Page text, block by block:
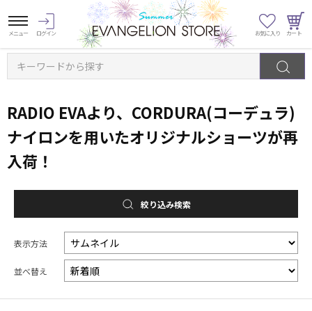
キーワードから探す
RADIO EVAより、CORDURA(コーデュラ)
ナイロンを用いたオリジナルショーツが再
入荷！
絞り込み検索
表示方法
並べ替え